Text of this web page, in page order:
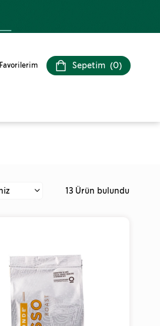
Sepetim 0
Favorilerim
13 Ürün